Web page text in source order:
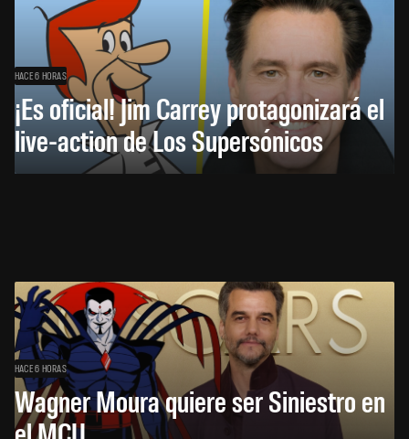
HACE 6 HORAS
¡Es oficial! Jim Carrey protagonizará el
live-action de Los Supersónicos
HACE 6 HORAS
Wagner Moura quiere ser Siniestro en